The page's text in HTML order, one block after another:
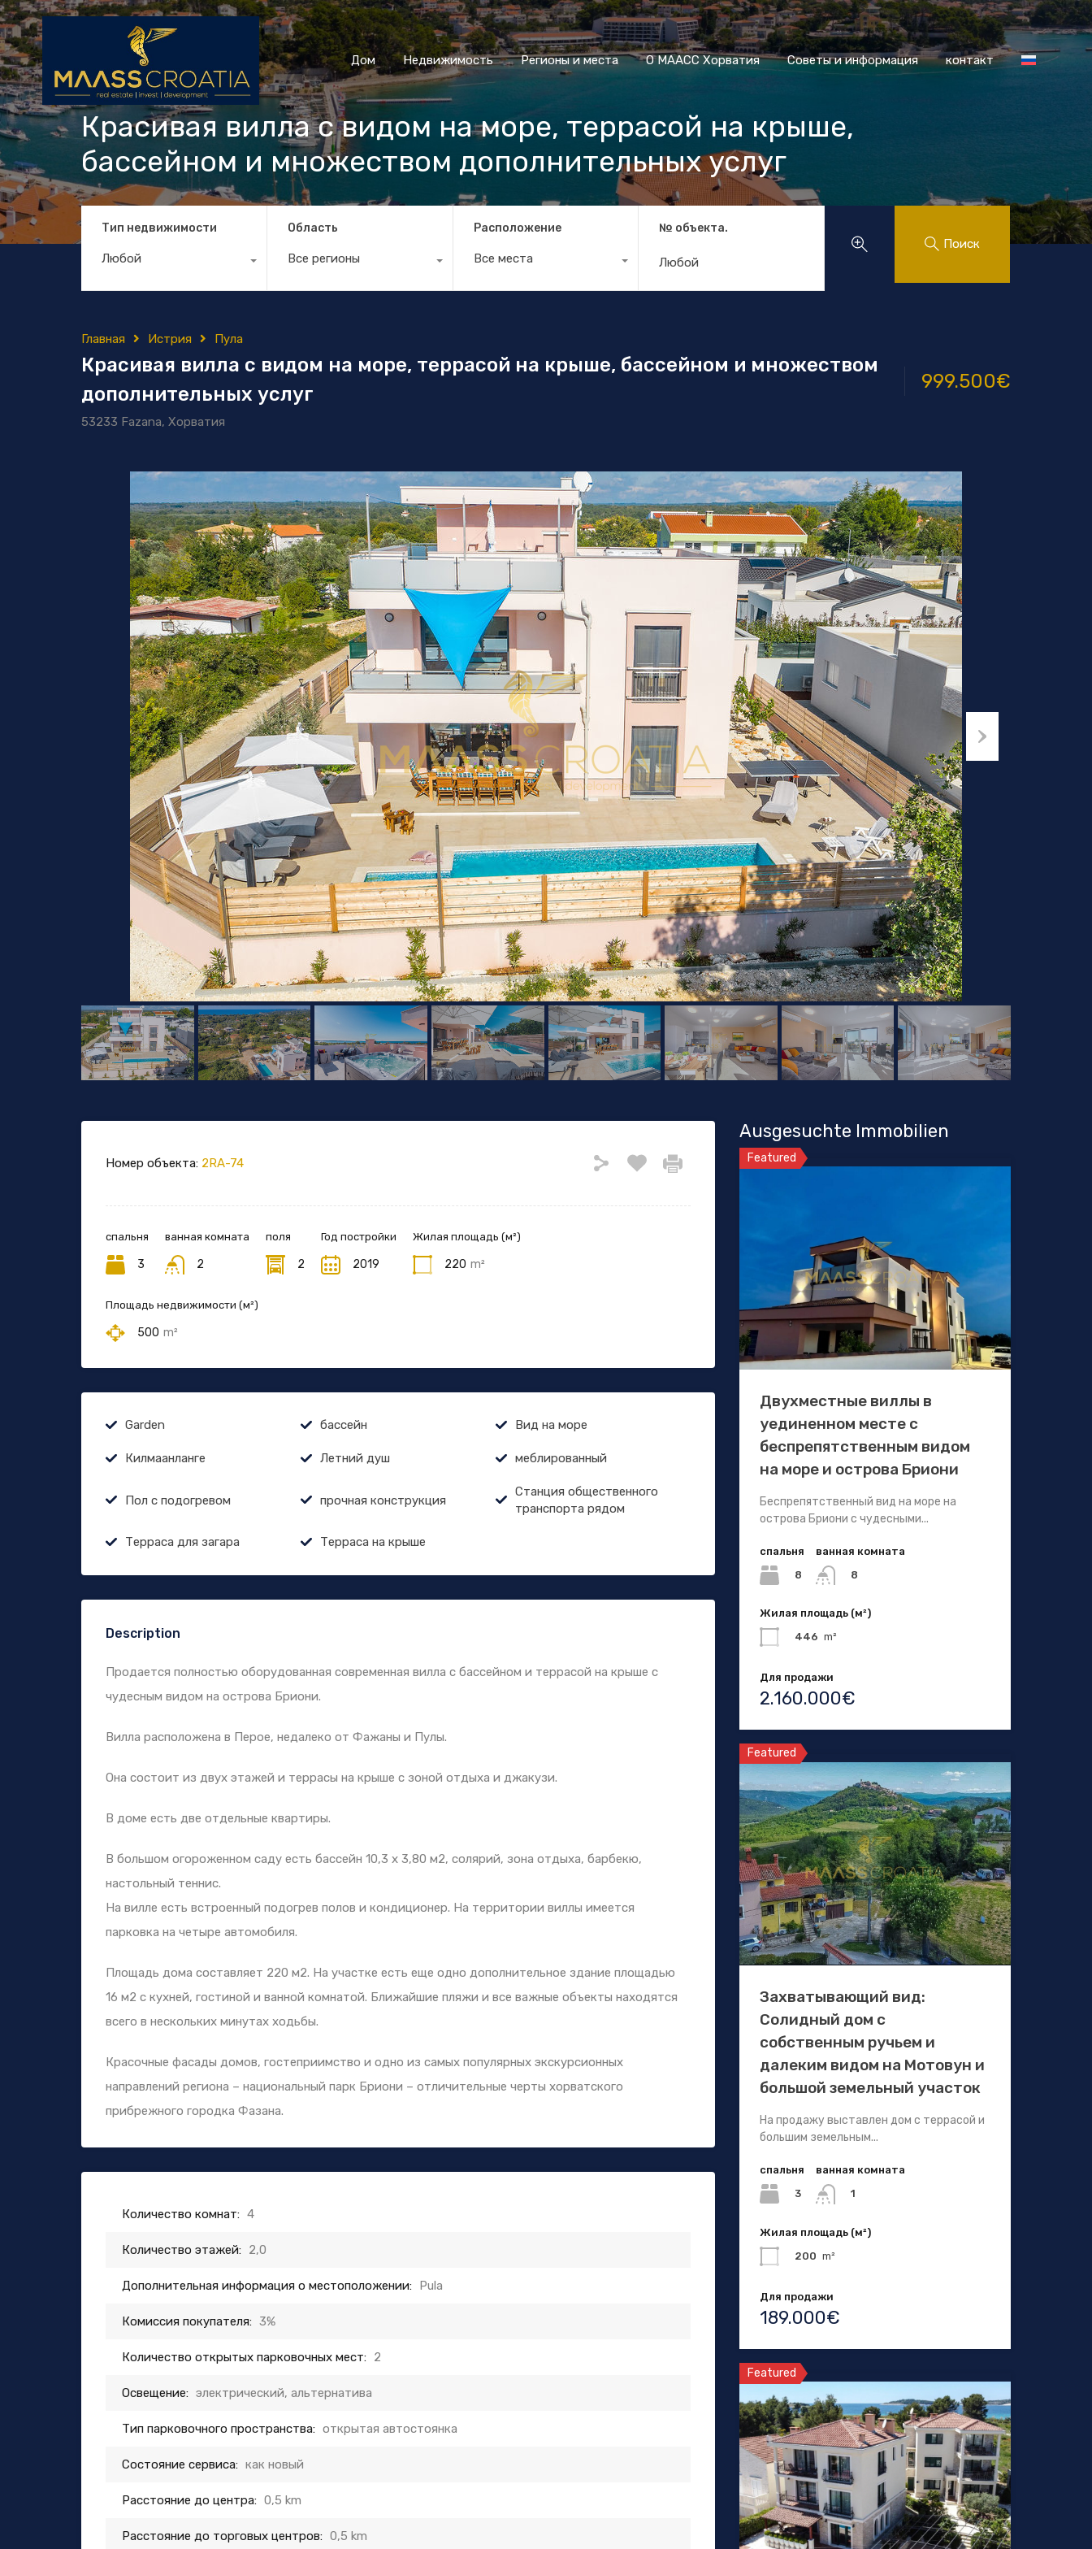
Дом Недвижимость Регионы и места О МААСС Хорватия Советы и информация контакт
Дом Недвижимость Регионы и места О МААСС Хорватия Советы и информация контакт
Красивая вилла с видом на море, террасой на крыше,
бассейном и множеством дополнительных услуг
Тип недвижимости
Любой
Область
Все регионы
Расположение
Все места
№ объекта.
Поиск
Главная Истрия Пула
Красивая вилла с видом на море, террасой на крыше, бассейном и множеством
дополнительных услуг
53233 Fazana, Хорватия
999.500€
Номер объекта: 2RA-74
спальня
3
ванная комната
2
поля
2
Год постройки
2019
Жилая площадь (м²)
220 m²
Площадь недвижимости (м²)
500 m²
Garden бассейн Вид на море
Килмаанланге Летний душ меблированный
Пол с подогревом прочная конструкция
Станция общественного
транспорта рядом
Терраса для загара Терраса на крыше
Description
Продается полностью оборудованная современная вилла с бассейном и террасой на крыше с
чудесным видом на острова Бриони.
Вилла расположена в Перое, недалеко от Фажаны и Пулы.
Она состоит из двух этажей и террасы на крыше с зоной отдыха и джакузи.
В доме есть две отдельные квартиры.
В большом огороженном саду есть бассейн 10,3 x 3,80 м2, солярий, зона отдыха, барбекю,
настольный теннис.
На вилле есть встроенный подогрев полов и кондиционер. На территории виллы имеется
парковка на четыре автомобиля.
Площадь дома составляет 220 м2. На участке есть еще одно дополнительное здание площадью
16 м2 с кухней, гостиной и ванной комнатой. Ближайшие пляжи и все важные объекты находятся
всего в нескольких минутах ходьбы.
Красочные фасады домов, гостеприимство и одно из самых популярных экскурсионных
направлений региона – национальный парк Бриони – отличительные черты хорватского
прибрежного городка Фазана.
Количество комнат: 4
Количество этажей: 2,0
Дополнительная информация о местоположении: Pula
Комиссия покупателя: 3%
Количество открытых парковочных мест: 2
Освещение: электрический, альтернатива
Тип парковочного пространства: открытая автостоянка
Состояние сервиса: как новый
Расстояние до центра: 0,5 km
Расстояние до торговых центров: 0,5 km
Ausgesuchte Immobilien
Featured
Двухместные виллы в
уединенном месте с
беспрепятственным видом
на море и острова Бриони
Беспрепятственный вид на море на
острова Бриони с чудесными...
спальня
8
ванная комната
8
Жилая площадь (м²)
446 m²
Для продажи
2.160.000€
Featured
Захватывающий вид:
Солидный дом с
собственным ручьем и
далеким видом на Мотовун и
большой земельный участок
На продажу выставлен дом с террасой и
большим земельным...
спальня
3
ванная комната
1
Жилая площадь (м²)
200 m²
Для продажи
189.000€
Featured